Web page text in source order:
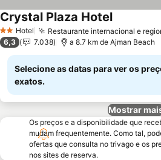
2 Estrelas
Hotel Restaurante internacional e
Crystal Plaza Hotel
6,3 7.038 a 8.7 km de Ajman Beach
Selecione as datas para ver os
exatos.
Mostrar
Os preços e a disponibilidade que
mudam frequentemente. Como tal,
ofertas que consulta no trivago e os
nos sites de reserva.